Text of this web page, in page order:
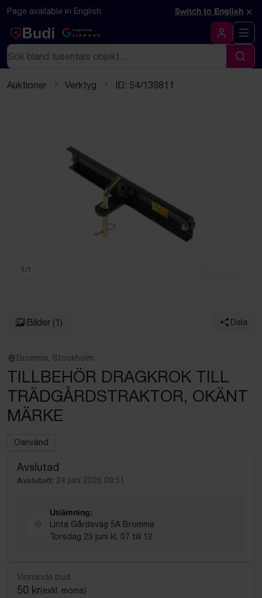
Hoppa till innehåll
Textbaserad (markdown) version av denna sida
Page available in English Switch to English ×
Google Rating
4.5
Logga in
Sök
Sök
Auktioner Verktyg ID: 54/139811
1 /1
Bilder (1) Dela
Bromma, Stockholm
TILLBEHÖR DRAGKROK TILL
TRÄDGÅRDSTRAKTOR, OKÄNT
MÄRKE
Oanvänd
Avslutad
Avslutad: 24 juni 2026 09:51
Utlämning:
Linta Gårdsväg 5A Bromma
Torsdag 25 juni kl. 07 till 12
Vinnande bud
50 kr(exkl. moms)